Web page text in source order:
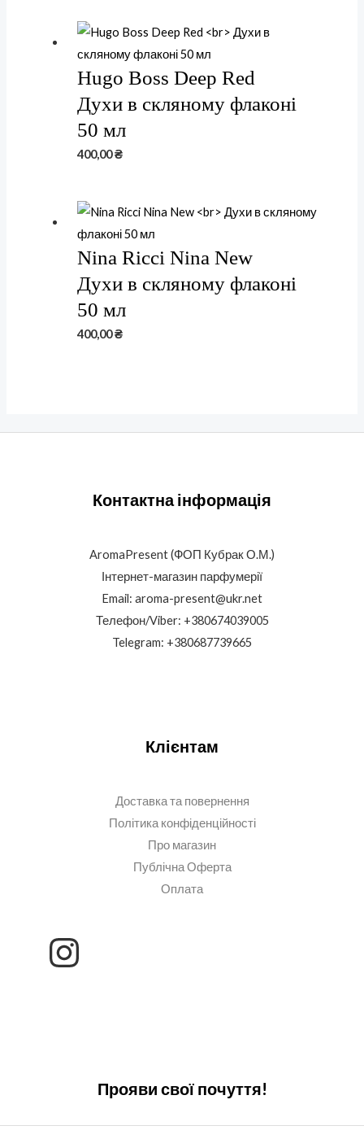
Hugo Boss Deep Red
Духи в скляному флаконі
50 мл
400,00₴
Nina Ricci Nina New
Духи в скляному флаконі
50 мл
400,00₴
Контактна інформація
AromaPresent (ФОП Кубрак О.М.)
Інтернет-магазин парфумерії
Email: aroma-present@ukr.net
Телефон/Viber: +380674039005
Telegram: +380687739665
Клієнтам
Доставка та повернення
Політика конфіденційності
Про магазин
Публічна Оферта
Оплата
Прояви свої почуття!